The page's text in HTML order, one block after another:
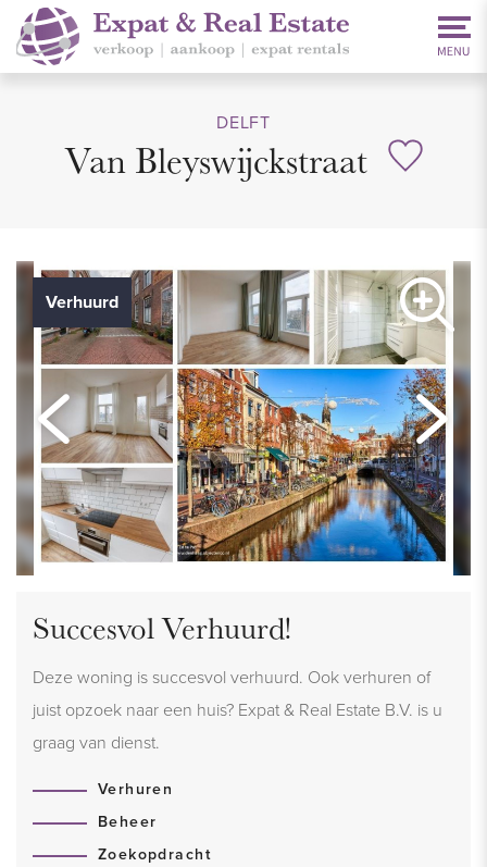
DELFT
Van Bleyswijckstraat
Verhuurd
Succesvol Verhuurd!
Deze woning is succesvol verhuurd. Ook verhuren of
juist opzoek naar een huis? Expat & Real Estate B.V. is u
graag van dienst.
Verhuren
Beheer
Zoekopdracht